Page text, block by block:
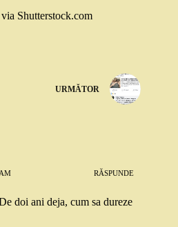
via Shutterstock.com
URMĂTOR
RĂSPUNDE
doi ani deja, cum sa dureze